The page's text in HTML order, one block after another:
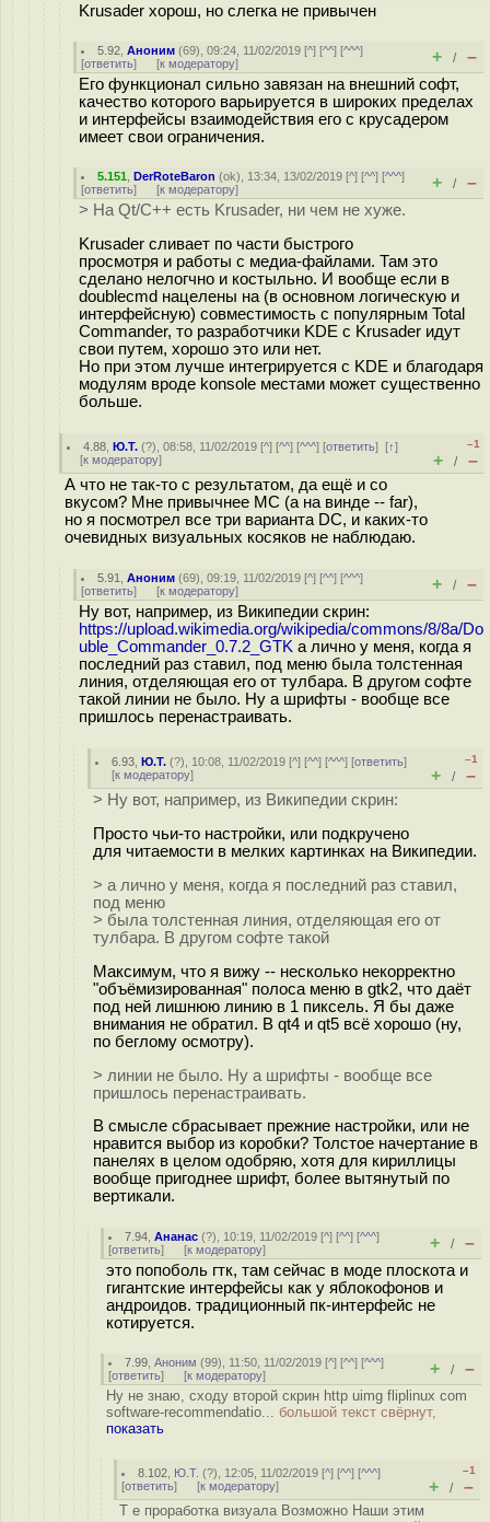
Krusader хорош, но слегка не привычен
5.92 ,Аноним (69), 09:24, 11/02/2019 [^] [^^] [^^^]
[ответить] [к модератору] + / –
Его функционал сильно завязан на внешний софт,
качество которого варьируется в широких пределах
и интерфейсы взаимодействия его с крусадером
имеет свои ограничения.
5.151 ,DerRoteBaron (ok), 13:34, 13/02/2019 [^] [^^] [^^^]
[ответить] [к модератору] + / –
> На Qt/C++ есть Krusader, ни чем не хуже.
Krusader сливает по части быстрого
просмотря и работы с медиа-файлами. Там это
сделано нелогчно и костыльно. И вообще если в
doublecmd нацелены на (в основном логическую и
интерфейсную) совместимость с популярным Total
Commander, то разработчики KDE с Krusader идут
свои путем, хорошо это или нет.
Но при этом лучше интегрируется с KDE и благодаря
модулям вроде konsole местами может существенно
больше.
4.88 ,Ю.Т. (?), 08:58, 11/02/2019 [^] [^^] [^^^] [ответить][↑]
[к модератору]
–1
+ / –
А что не так-то с результатом, да ещё и со
вкусом? Мне привычнее MC (а на винде -- far),
но я посмотрел все три варианта DC, и каких-то
очевидных визуальных косяков не наблюдаю.
5.91 ,Аноним (69), 09:19, 11/02/2019 [^] [^^] [^^^]
[ответить] [к модератору] + / –
Ну вот, например, из Википедии скрин:
https://upload.wikimedia.org/wikipedia/commons/8/8a/Do
uble_Commander_0.7.2_GTK а лично у меня, когда я
последний раз ставил, под меню была толстенная
линия, отделяющая его от тулбара. В другом софте
такой линии не было. Ну а шрифты - вообще все
пришлось перенастраивать.
6.93 ,Ю.Т. (?), 10:08, 11/02/2019 [^] [^^] [^^^] [ответить]
[к модератору]
–1
+ / –
> Ну вот, например, из Википедии скрин:
Просто чьи-то настройки, или подкручено
для читаемости в мелких картинках на Википедии.
> а лично у меня, когда я последний раз ставил,
под меню
> была толстенная линия, отделяющая его от
тулбара. В другом софте такой
Максимум, что я вижу -- несколько некорректно
"объёмизированная" полоса меню в gtk2, что даёт
под ней лишнюю линию в 1 пиксель. Я бы даже
внимания не обратил. В qt4 и qt5 всё хорошо (ну,
по беглому осмотру).
> линии не было. Ну а шрифты - вообще все
пришлось перенастраивать.
В смысле сбрасывает прежние настройки, или не
нравится выбор из коробки? Толстое начертание в
панелях в целом одобряю, хотя для кириллицы
вообще пригоднее шрифт, более вытянутый по
вертикали.
7.94 ,Ананас (?), 10:19, 11/02/2019 [^] [^^] [^^^]
[ответить] [к модератору] + / –
это попоболь гтк, там сейчас в моде плоскота и
гигантские интерфейсы как у яблокофонов и
андроидов. традиционный пк-интерфейс не
котируется.
7.99 ,Аноним (99), 11:50, 11/02/2019 [^] [^^] [^^^]
[ответить] [к модератору] + / –
Ну не знаю, сходу второй скрин http uimg fliplinux com
software-recommendatio... большой текст свёрнут,
показать
8.102 Ю.Т. (?), 12:05, 11/02/2019 [^] [^^] [^^^]
[ответить] [к модератору]
–1
+ / –
Т е проработка визуала Возможно Наши этим